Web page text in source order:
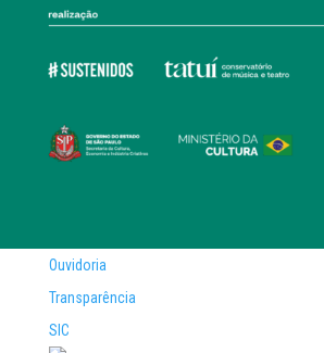
Ouvidoria
Transparência
SIC